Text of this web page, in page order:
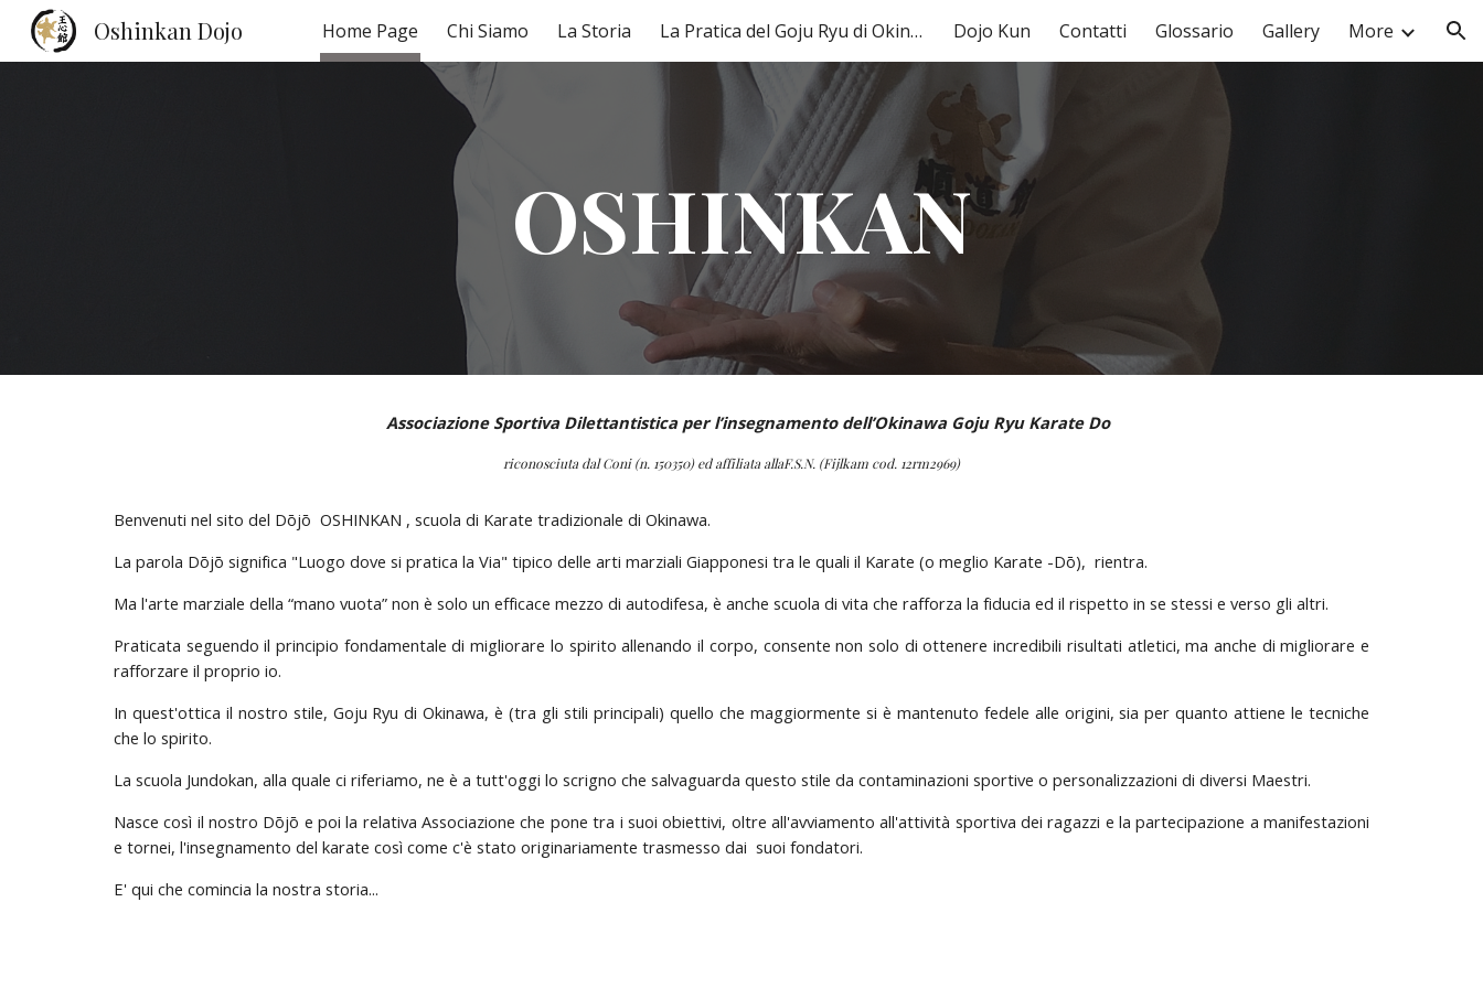
Skip to main content Skip to navigation
Oshinkan Dojo Home Page Chi Siamo La Storia La Pratica del Goju Ryu di Okinawa Dojo Kun Contatti Glossario Gallery More
OSHINKAN
Associazione Sportiva Dilettantistica per l’insegnamento dell’Okinawa Goju Ryu Karate Do
riconosciuta dal Coni (n. 150350) ed affiliata allaF.S.N. (Fijlkam cod. 12rm2969)
Benvenuti nel sito del Dōjō OSHINKAN , scuola di Karate tradizionale di Okinawa.
La parola Dōjō significa "Luogo dove si pratica la Via" tipico delle arti marziali Giapponesi tra le quali il Karate (o meglio Karate -Dō), rientra.
Ma l'arte marziale della “mano vuota” non è solo un efficace mezzo di autodifesa, è anche scuola di vita che rafforza la fiducia ed il rispetto in se stessi e verso gli altri.
Praticata seguendo il principio fondamentale di migliorare lo spirito allenando il corpo, consente non solo di ottenere incredibili risultati atletici, ma anche di migliorare e
rafforzare il proprio io.
In quest'ottica il nostro stile, Goju Ryu di Okinawa, è (tra gli stili principali) quello che maggiormente si è mantenuto fedele alle origini, sia per quanto attiene le tecniche
che lo spirito.
La scuola Jundokan, alla quale ci riferiamo, ne è a tutt'oggi lo scrigno che salvaguarda questo stile da contaminazioni sportive o personalizzazioni di diversi Maestri.
Nasce così il nostro Dōjō e poi la relativa Associazione che pone tra i suoi obiettivi, oltre all'avviamento all'attività sportiva dei ragazzi e la partecipazione a manifestazioni
e tornei, l'insegnamento del karate così come c'è stato originariamente trasmesso dai suoi fondatori.
E' qui che comincia la nostra storia...